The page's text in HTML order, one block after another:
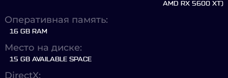
AMD RX 5600 XT)
Оперативная память:
16 GB RAM
Место на диске:
15 GB AVAILABLE SPACE
DirectX: